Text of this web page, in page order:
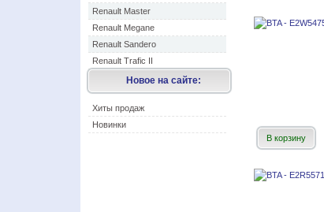
Renault Master
Renault Megane
Renault Sandero
Renault Trafic II
Новое на сайте:
Хиты продаж
Новинки
В корзину